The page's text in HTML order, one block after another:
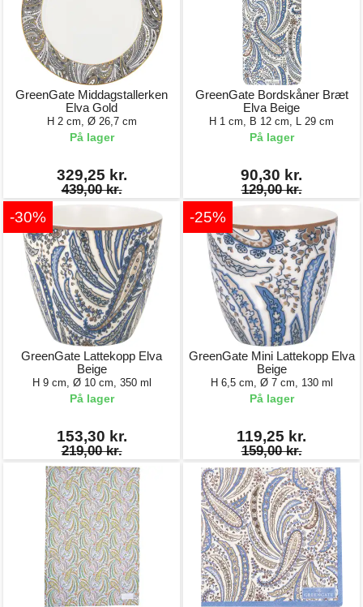
GreenGate Middagstallerken
Elva Gold
H 2 cm, Ø 26,7 cm
På lager
329,25 kr.
439,00 kr.
GreenGate Bordskåner Bræt
Elva Beige
H 1 cm, B 12 cm, L 29 cm
På lager
90,30 kr.
129,00 kr.
-30%
GreenGate Lattekopp Elva
Beige
H 9 cm, Ø 10 cm, 350 ml
På lager
153,30 kr.
219,00 kr.
-25%
GreenGate Mini Lattekopp Elva
Beige
H 6,5 cm, Ø 7 cm, 130 ml
På lager
119,25 kr.
159,00 kr.